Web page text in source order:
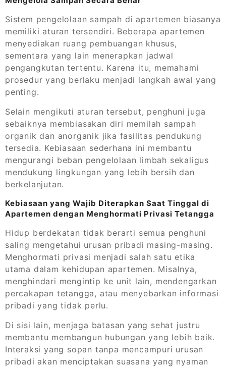
Sistem pengelolaan sampah di apartemen biasanya
memiliki aturan tersendiri. Beberapa apartemen
menyediakan ruang pembuangan khusus,
sementara yang lain menerapkan jadwal
pengangkutan tertentu. Karena itu, memahami
prosedur yang berlaku menjadi langkah awal yang
penting.
Selain mengikuti aturan tersebut, penghuni juga
sebaiknya membiasakan diri memilah sampah
organik dan anorganik jika fasilitas pendukung
tersedia. Kebiasaan sederhana ini membantu
mengurangi beban pengelolaan limbah sekaligus
mendukung lingkungan yang lebih bersih dan
berkelanjutan.
Kebiasaan yang Wajib Diterapkan Saat Tinggal di
Apartemen dengan Menghormati Privasi Tetangga
Hidup berdekatan tidak berarti semua penghuni
saling mengetahui urusan pribadi masing-masing.
Menghormati privasi menjadi salah satu etika
utama dalam kehidupan apartemen. Misalnya,
menghindari mengintip ke unit lain, mendengarkan
percakapan tetangga, atau menyebarkan informasi
pribadi yang tidak perlu.
Di sisi lain, menjaga batasan yang sehat justru
membantu membangun hubungan yang lebih baik.
Interaksi yang sopan tanpa mencampuri urusan
pribadi akan menciptakan suasana yang nyaman